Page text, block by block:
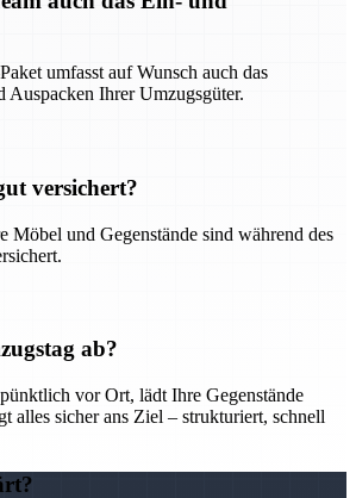
umfasst auf Wunsch auch das
Auspacken Ihrer Umzugsgüter.
versichert?
Möbel und Gegenstände sind während des
ab?
vor Ort, lädt Ihre Gegenstände
alles sicher ans Ziel – strukturiert, schnell